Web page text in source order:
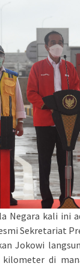
Negara kali ini
Sekretariat
Jokowi
kilometer di